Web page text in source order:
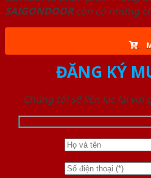
SAIGONDOORcòn có những
ĐĂNG KÝ
Chúng tôi sẽ liên lạc lại